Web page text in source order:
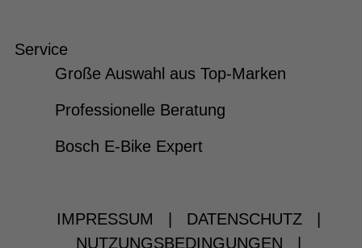
Service
Große Auswahl aus Top-Marken
Professionelle Beratung
Bosch E-Bike Expert
IMPRESSUM DATENSCHUTZ
NUTZUNGSBEDINGUNGEN